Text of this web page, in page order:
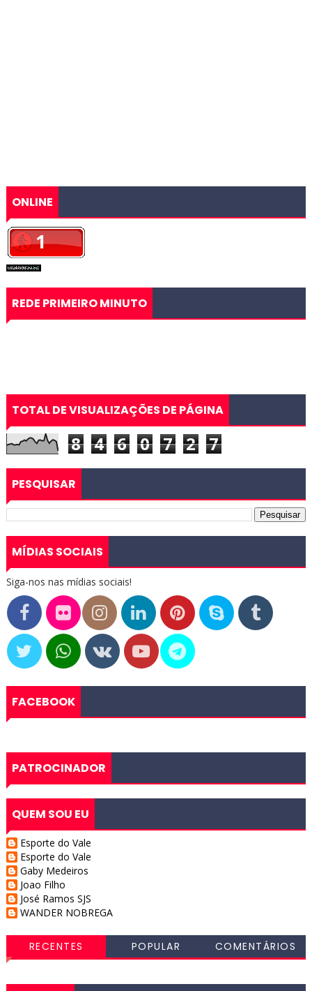
ONLINE
REDE PRIMEIRO MINUTO
TOTAL DE VISUALIZAÇÕES DE PÁGINA
8 4 6 0 7 2 7
PESQUISAR
MÍDIAS SOCIAIS
Siga-nos nas mídias sociais!
FACEBOOK
PATROCINADOR
QUEM SOU EU
Esporte do Vale
Esporte do Vale
Gaby Medeiros
Joao Filho
José Ramos SJS
WANDER NOBREGA
RECENTES POPULAR COMENTÁRIOS